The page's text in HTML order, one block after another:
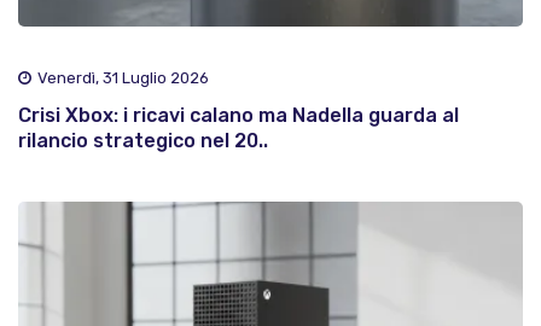
Venerdì, 31 Luglio 2026
Crisi Xbox: i ricavi calano ma Nadella guarda al
rilancio strategico nel 20..